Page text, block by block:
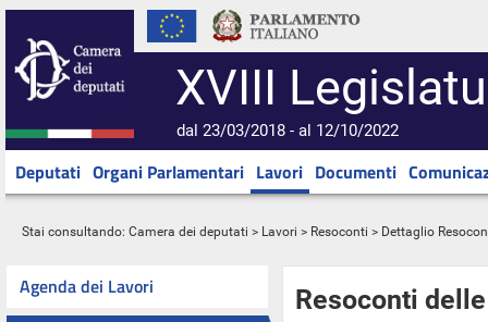
XVIII
dal 23/03/2018 - al 12/10/2022
Deputati Organi Parlamentari Lavori Documenti
Stai consultando: Camera dei deputati > Lavori > Resoconti > Dettaglio
Agenda dei Lavori
Resoconti